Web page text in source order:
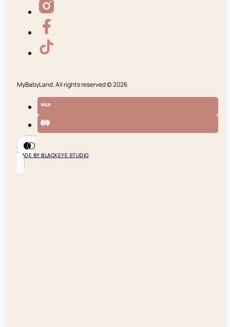
MyBabyLand. All rights reserved © 2026
MADE BY BLACKEYE STUDIO